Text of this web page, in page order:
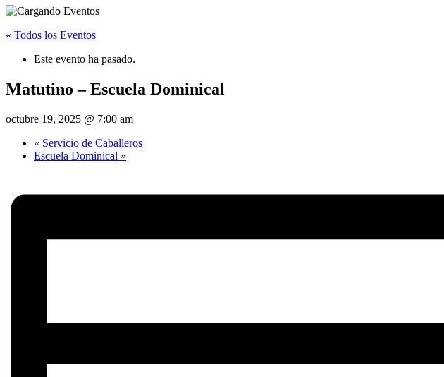
« Todos los Eventos
Este evento ha pasado.
Matutino – Escuela Dominical
octubre 19, 2025 @ 7:00 am
« Servicio de Caballeros
Escuela Dominical »